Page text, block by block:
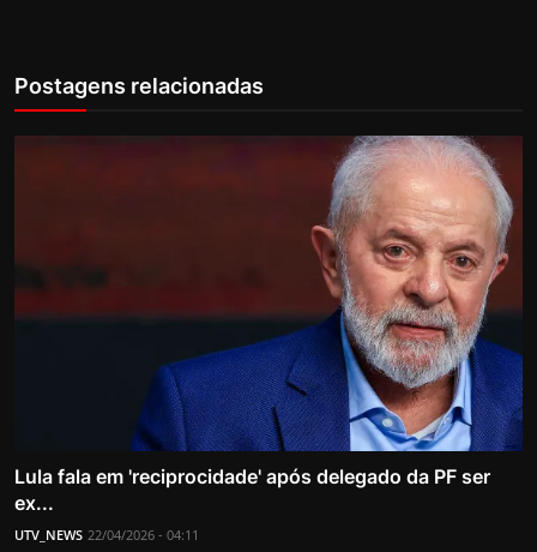
Postagens relacionadas
Lula fala em 'reciprocidade' após delegado da PF ser
ex...
UTV_NEWS 22/04/2026 - 04:11